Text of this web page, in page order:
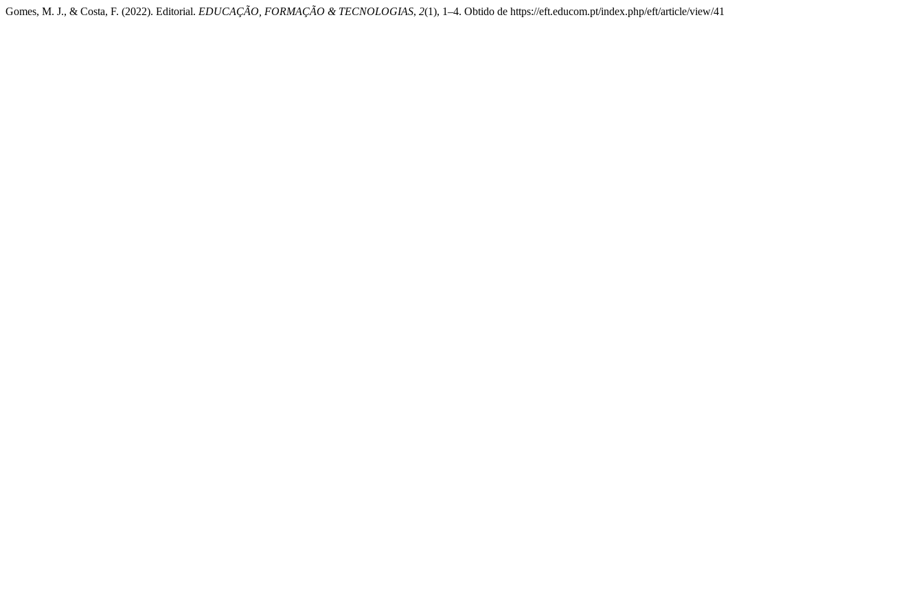
Gomes, M. J., & Costa, F. (2022). Editorial. EDUCAÇÃO, FORMAÇÃO & TECNOLOGIAS, 2(1), 1–4. Obtido de https://eft.educom.pt/index.php/eft/article/view/41